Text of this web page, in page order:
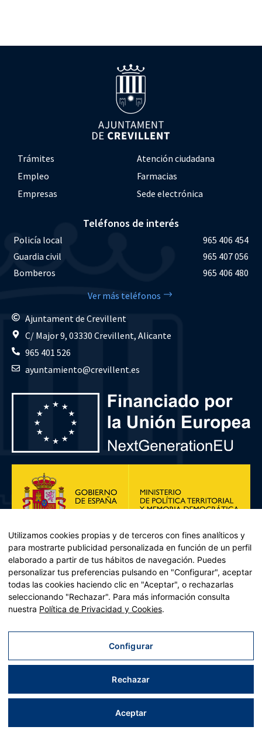
Trámites
Atención ciudadana
Empleo
Farmacias
Empresas
Sede electrónica
Teléfonos de interés
Policía local
965 406 454
Guardia civil
965 407 056
Bomberos
965 406 480
Ver más teléfonos
Ajuntament de Crevillent
C/ Major 9, 03330 Crevillent, Alicante
965 401 526
ayuntamiento@crevillent.es
Plan de Recuperación, Transformación y Resiliencia – Financiado por
Recuperación y resiliencia, establecido por el Reglamento (UE)
2021/241 del Parlamento Europeo y del Consejo, de 12 de febrero
Aviso legal|Política de privacidad|Política de cookies|Accesibilidad|Mapa web
| Desarrollado porTrestristes
Utilizamos cookies propias y de terceros con fines analíticos y
para mostrarte publicidad personalizada en función de un perfil
elaborado a partir de tus hábitos de navegación. Puedes
personalizar tus preferencias pulsando en "Configurar", aceptar
todas las cookies haciendo clic en "Aceptar", o rechazarlas
seleccionando "Rechazar". Para más información consulta
nuestra Política de Privacidad y Cookies.
Configurar
Rechazar
Aceptar